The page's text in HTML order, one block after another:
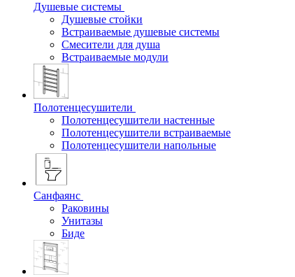
Душевые системы
Душевые стойки
Встраиваемые душевые системы
Смесители для душа
Встраиваемые модули
Полотенцесушители
Полотенцесушители настенные
Полотенцесушители встраиваемые
Полотенцесушители напольные
Санфаянс
Раковины
Унитазы
Биде